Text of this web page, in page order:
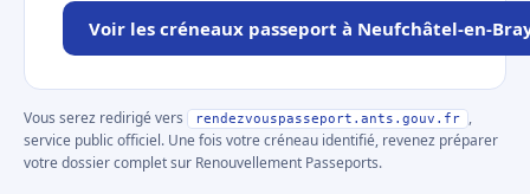
Voir les créneaux passeport à Neufchâtel-en-
Vous serez redirigé vers rendezvouspasseport.ants.gouv.fr
,
service public officiel. Une fois votre créneau identifié, revenez préparer
votre dossier complet sur Renouvellement Passeports.